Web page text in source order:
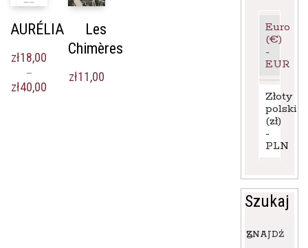
AURÉLIA
zł18,00
–
zł40,00 Zakres
Les
Chimères
zł11,00
Euro
(€)
-
EUR
Złoty
polski
(zł)
-
PLN
Szukaj
Wyszukaj:
ZNAJDŹ